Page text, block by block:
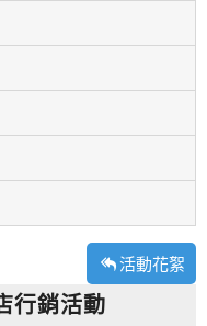
活動花絮
行銷活動